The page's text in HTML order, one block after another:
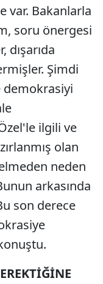
var. Bakanlarla
soru önergesi
Şimdi
demokrasiyi
ilgili ve
olan
neden
arkasında
son derece